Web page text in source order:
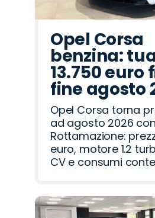
Opel Corsa
benzina:
13.750 euro
fine agosto
Opel Corsa torna
ad agosto 2026
Rottamazione:
euro, motore 1.2
CV e consumi